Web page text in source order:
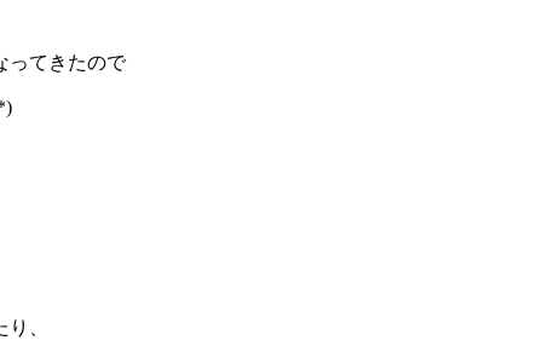
ってきたので
、